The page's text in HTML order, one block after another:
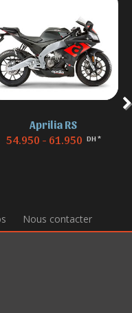
Aprilia RS
54.950 - 61.950 DH *
Nous contacter